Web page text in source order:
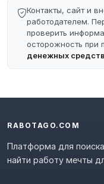
Контакты, сайт и
работодателем.
проверить
осторожность при
денежных средств
RABOTAGO.COM
Платформа для
найти работу мечты